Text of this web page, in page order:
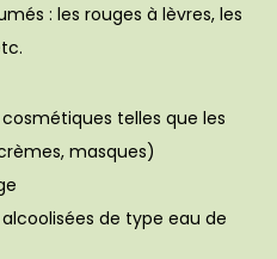
: les rouges à lèvres, les
cosmétiques telles que les
masques)
de type eau de